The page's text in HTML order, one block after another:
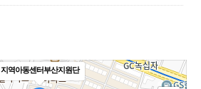
지역아동센터부산지원단